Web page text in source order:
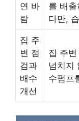
연 바
람
를 배
다만,
집 주
변 점
검과
배수
개선
집 주
넘치지
수펌프